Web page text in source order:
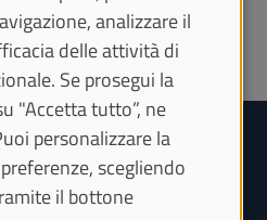
e inclusione
un ambiente di studio e
analizzare il
delle attività di
Se prosegui la
"Accetta tutto”, ne
personalizzare la
scegliendo
il bottone